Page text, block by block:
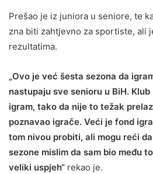
Prešao je iz juniora u seniore, te
zna biti zahtjevno za sportiste, ali
rezultatima.
„Ovo je već šesta sezona da
nastupaju sve senioru u BiH.
igram, tako da nije to težak
poznavao igrače. Veći je fond
tom nivou probiti, ali mogu reći
sezone mislim da sam bio među
veliki uspjeh“ rekao je.